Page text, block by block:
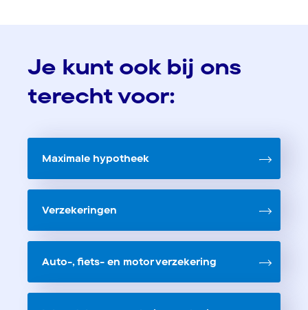
Je kunt ook bij ons
terecht voor:
Maximale hypotheek
Verzekeringen
Auto-, fiets- en motor verzekering